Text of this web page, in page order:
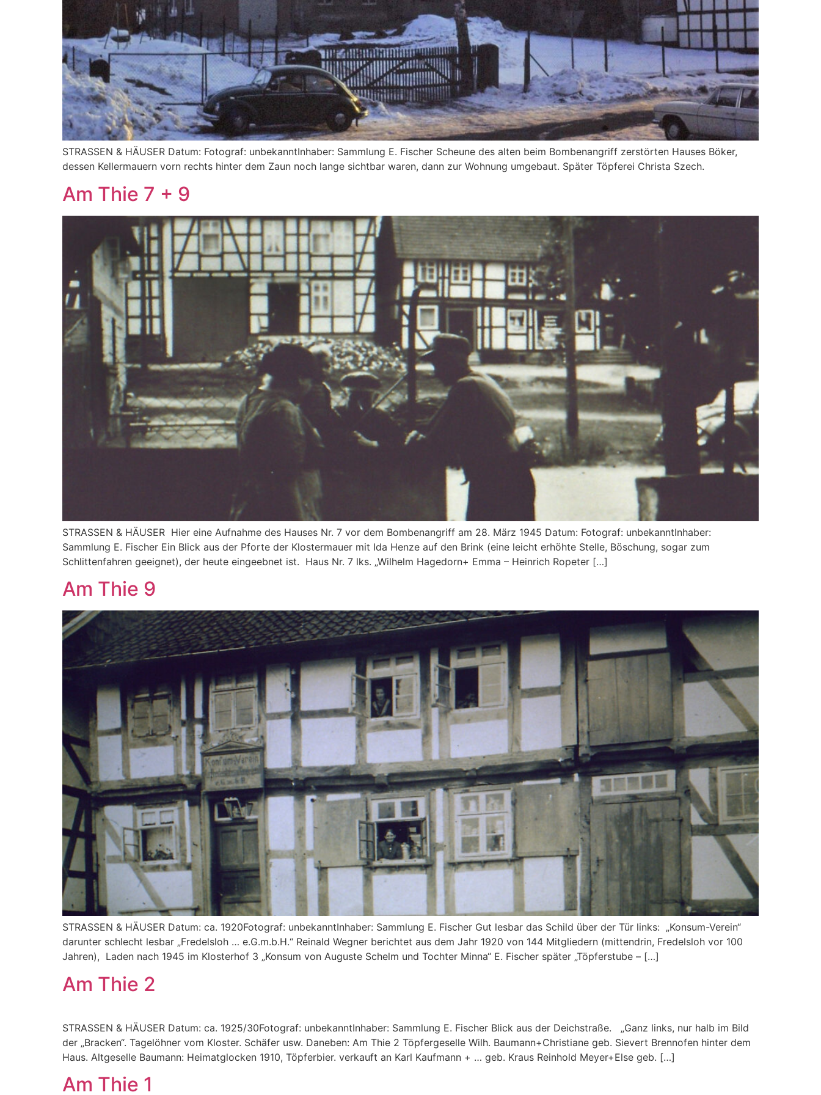
STRASSEN & HÄUSER Datum: Fotograf: unbekanntInhaber: Sammlung E. Fischer Scheune des alten beim Bombenangriff zerstörten Hauses Böker,
dessen Kellermauern vorn rechts hinter dem Zaun noch lange sichtbar waren, dann zur Wohnung umgebaut. Später Töpferei Christa Szech.
Am Thie 7 + 9
STRASSEN & HÄUSER Hier eine Aufnahme des Hauses Nr. 7 vor dem Bombenangriff am 28. März 1945 Datum: Fotograf: unbekanntInhaber:
Sammlung E. Fischer Ein Blick aus der Pforte der Klostermauer mit Ida Henze auf den Brink (eine leicht erhöhte Stelle, Böschung, sogar zum
Schlittenfahren geeignet), der heute eingeebnet ist. Haus Nr. 7 lks. „Wilhelm Hagedorn+ Emma – Heinrich Ropeter […]
Am Thie 9
STRASSEN & HÄUSER Datum: ca. 1920Fotograf: unbekanntInhaber: Sammlung E. Fischer Gut lesbar das Schild über der Tür links: „Konsum-Verein“
darunter schlecht lesbar „Fredelsloh … e.G.m.b.H.“ Reinald Wegner berichtet aus dem Jahr 1920 von 144 Mitgliedern (mittendrin, Fredelsloh vor 100
Jahren), Laden nach 1945 im Klosterhof 3 „Konsum von Auguste Schelm und Tochter Minna“ E. Fischer später „Töpferstube – […]
Am Thie 2
STRASSEN & HÄUSER Datum: ca. 1925/30Fotograf: unbekanntInhaber: Sammlung E. Fischer Blick aus der Deichstraße. „Ganz links, nur halb im Bild
der „Bracken“. Tagelöhner vom Kloster. Schäfer usw. Daneben: Am Thie 2 Töpfergeselle Wilh. Baumann+Christiane geb. Sievert Brennofen hinter dem
Haus. Altgeselle Baumann: Heimatglocken 1910, Töpferbier. verkauft an Karl Kaufmann + … geb. Kraus Reinhold Meyer+Else geb. […]
Am Thie 1